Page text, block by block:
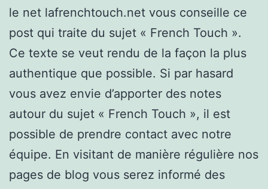
le net lafrenchtouch.net vous conseille ce
post qui traite du sujet « French Touch ».
Ce texte se veut rendu de la façon la plus
authentique que possible. Si par hasard
vous avez envie d’apporter des notes
autour du sujet « French Touch », il est
possible de prendre contact avec notre
équipe. En visitant de manière régulière nos
pages de blog vous serez informé des